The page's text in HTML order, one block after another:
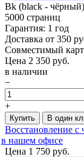
Bk (black - чёрный)
5000 страниц
Гарантия: 1 год
Доставка от 350
Совместимый
Цена 2 350 руб.
в наличии
−
+
Купить В один
Восстановление с
в нашем офисе
Цена 1 750 руб.